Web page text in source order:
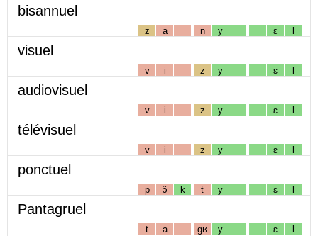
bisannuel
z a n y ɛ l
visuel
v i z y ɛ l
audiovisuel
v i z y ɛ l
télévisuel
v i z y ɛ l
ponctuel
p ɔ̃ k t y ɛ l
Pantagruel
t a gʁ y ɛ l